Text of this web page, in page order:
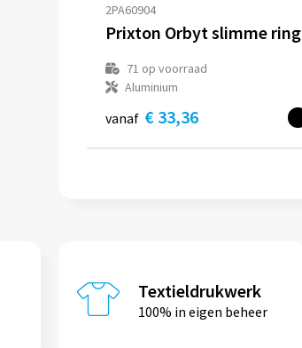
2PA60904
Prixton Orbyt slimme ring
71 op voorraad
Aluminium
vanaf € 33,36
Textieldrukwerk
100% in eigen beheer